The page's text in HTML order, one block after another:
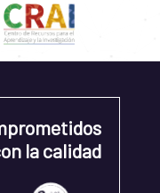
la calidad